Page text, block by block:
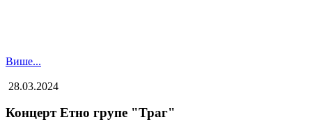
Више...
28.03.2024
Концерт Етно групе "Траг"